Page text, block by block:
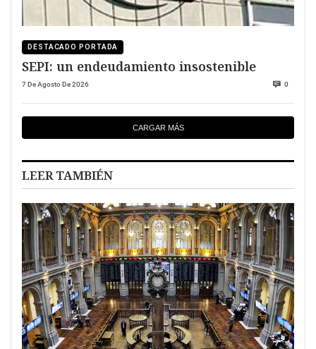
DESTACADO PORTADA
SEPI: un endeudamiento insostenible
7 De Agosto De 2026 0
CARGAR MÁS
LEER TAMBIÉN